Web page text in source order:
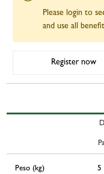
Please login to
and use all
Register now
Peso (kg) 5